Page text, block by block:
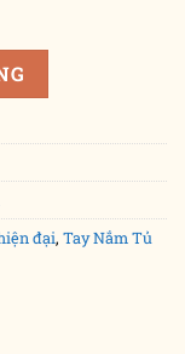
số lượng
đại, Tay Nắm Tủ